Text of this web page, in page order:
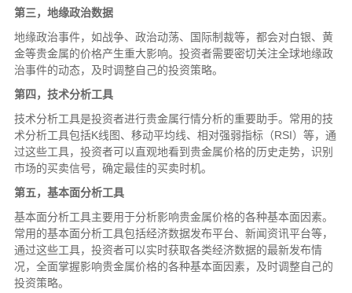
第三，地缘政治数据
地缘政治事件，如战争、政治动荡、国际制裁等，都会对白银、黄
金等贵金属的价格产生重大影响。投资者需要密切关注全球地缘政
治事件的动态，及时调整自己的投资策略。
第四，技术分析工具
技术分析工具是投资者进行贵金属行情分析的重要助手。常用的技
术分析工具包括K线图、移动平均线、相对强弱指标（RSI）等，通
过这些工具，投资者可以直观地看到贵金属价格的历史走势，识别
市场的买卖信号，确定最佳的买卖时机。
第五，基本面分析工具
基本面分析工具主要用于分析影响贵金属价格的各种基本面因素。
常用的基本面分析工具包括经济数据发布平台、新闻资讯平台等，
通过这些工具，投资者可以实时获取各类经济数据的最新发布情
况，全面掌握影响贵金属价格的各种基本面因素，及时调整自己的
投资策略。